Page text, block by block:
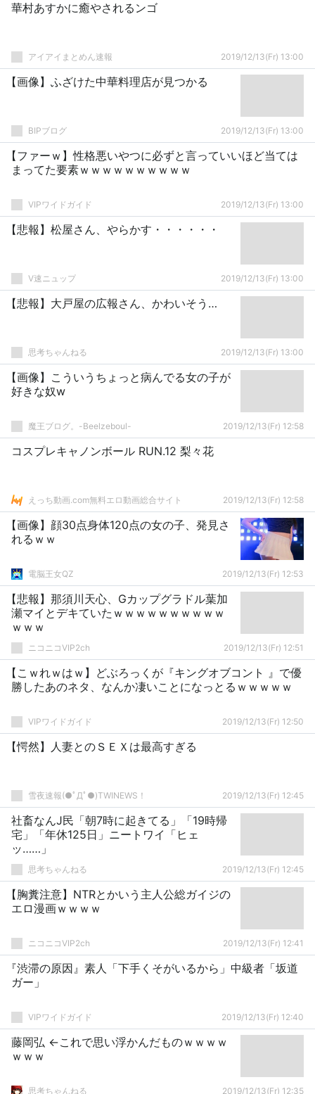
華村あすかに癒やされるンゴ
アイアイまとめん速報 2019/12/13(Fr) 13:00
【画像】ふざけた中華料理店が見つかる
BIPブログ 2019/12/13(Fr) 13:00
【ファーｗ】性格悪いやつに必ずと言っていいほど当ては
まってた要素ｗｗｗｗｗｗｗｗｗｗ
VIPワイドガイド 2019/12/13(Fr) 13:00
【悲報】松屋さん、やらかす・・・・・・
V速ニュップ 2019/12/13(Fr) 13:00
【悲報】大戸屋の広報さん、かわいそう…
思考ちゃんねる 2019/12/13(Fr) 13:00
【画像】こういうちょっと病んでる女の子が
好きな奴w
魔王ブログ。-Beelzeboul- 2019/12/13(Fr) 12:58
コスプレキャノンボール RUN.12 梨々花
えっち動画.com無料エロ動画総合サイト 2019/12/13(Fr) 12:58
【画像】顔30点身体120点の女の子、発見さ
れるｗｗ
電脳王女QZ 2019/12/13(Fr) 12:53
【悲報】那須川天心、Gカップグラドル葉加
瀬マイとデキていたｗｗｗｗｗｗｗｗｗｗ
ｗｗｗ
ニコニコVIP2ch 2019/12/13(Fr) 12:51
【こｗれｗはｗ】どぶろっくが『キングオブコント 』で優
勝したあのネタ、なんか凄いことになっとるｗｗｗｗｗ
VIPワイドガイド 2019/12/13(Fr) 12:50
【愕然】人妻とのＳＥＸは最高すぎる
雪夜速報(●ﾟДﾟ●)TWINEWS！ 2019/12/13(Fr) 12:45
社畜なんJ民「朝7時に起きてる」「19時帰
宅」「年休125日」ニートワイ「ヒェ
ッ……」
思考ちゃんねる 2019/12/13(Fr) 12:45
【胸糞注意】NTRとかいう主人公総ガイジの
エロ漫画ｗｗｗｗ
ニコニコVIP2ch 2019/12/13(Fr) 12:41
『渋滞の原因』素人「下手くそがいるから」中級者「坂道
ガー」
VIPワイドガイド 2019/12/13(Fr) 12:40
藤岡弘 ←これで思い浮かんだものｗｗｗｗ
ｗｗｗ
思考ちゃんねる 2019/12/13(Fr) 12:35